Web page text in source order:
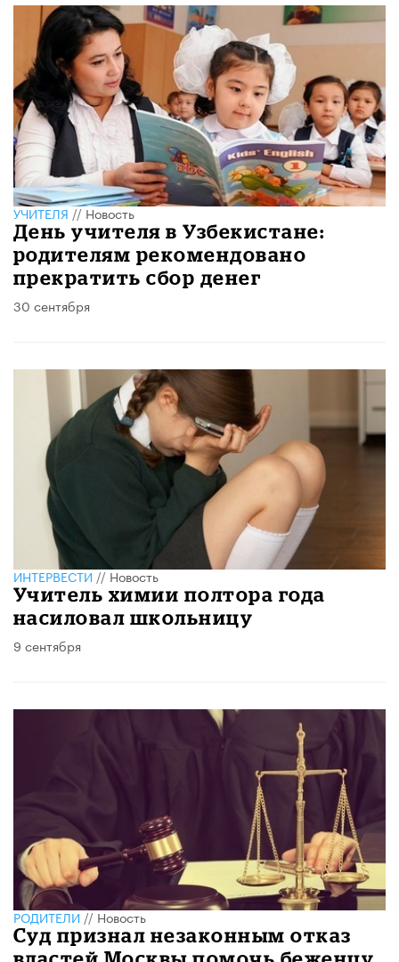
УЧИТЕЛЯ//Новость
День учителя в Узбекистане:
родителям рекомендовано
прекратить сбор денег
30 сентября
ИНТЕРВЕСТИ//Новость
Учитель химии полтора года
насиловал школьницу
9 сентября
РОДИТЕЛИ//Новость
Суд признал незаконным отказ